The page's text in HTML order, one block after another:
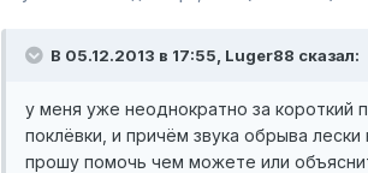
В 05.12.2013 в 17:55, Luger88 сказал:
у меня уже неоднократно за короткий
поклёвки, и причём звука обрыва
прошу помочь чем можете или